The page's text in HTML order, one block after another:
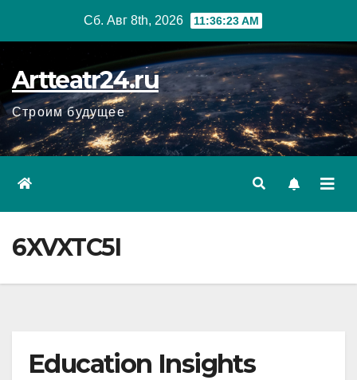
Сб. Авг 8th, 2026 11:36:24 AM
Artteatr24.ru
Строим будущее
6XVXTC5I
Education Insights